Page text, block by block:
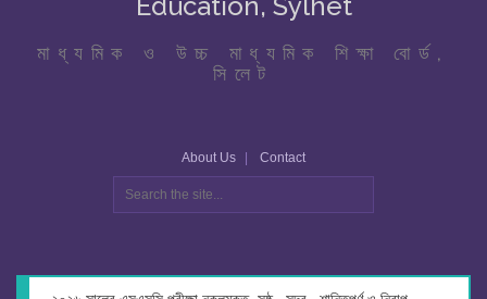
মাধ্যমিক ও উচ্চ মাধ্যমিক শিক্ষা বোর্ড,
সিলেট
About Us Contact